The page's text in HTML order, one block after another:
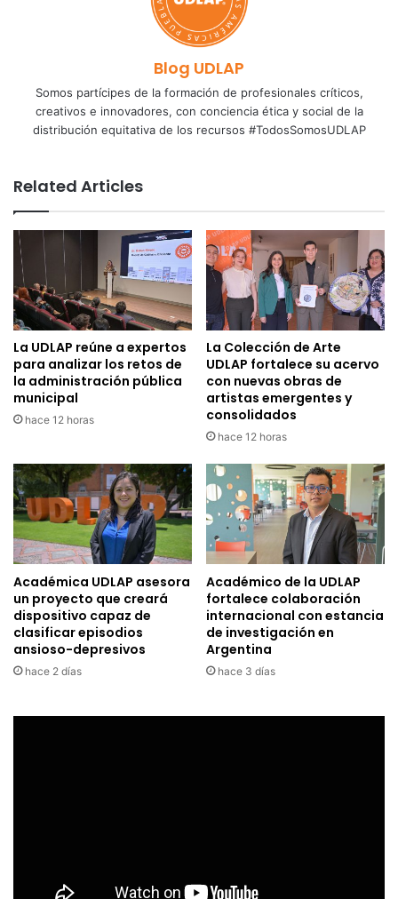
Blog UDLAP
Somos partícipes de la formación de profesionales críticos,
creativos e innovadores, con conciencia ética y social de la
distribución equitativa de los recursos #TodosSomosUDLAP
Related Articles
La UDLAP reúne a expertos
para analizar los retos de
la administración pública
municipal
hace 12 horas
La Colección de Arte
UDLAP fortalece su acervo
con nuevas obras de
artistas emergentes y
consolidados
hace 12 horas
Académica UDLAP asesora
un proyecto que creará
dispositivo capaz de
clasificar episodios
ansioso-depresivos
hace 2 días
Académico de la UDLAP
fortalece colaboración
internacional con estancia
de investigación en
Argentina
hace 3 días